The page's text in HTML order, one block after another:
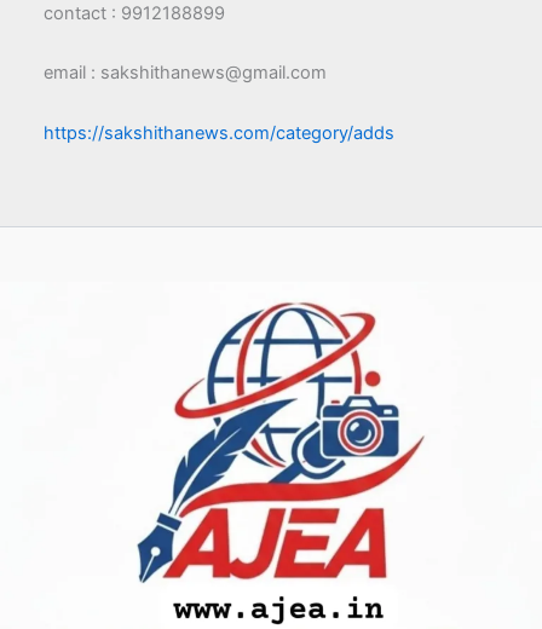
contact : 9912188899
email : sakshithanews@gmail.com
https://sakshithanews.com/category/adds